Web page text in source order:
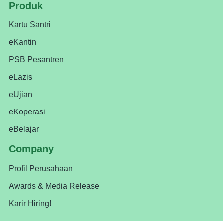
Produk
Kartu Santri
eKantin
PSB Pesantren
eLazis
eUjian
eKoperasi
eBelajar
Company
Profil Perusahaan
Awards & Media Release
Karir Hiring!